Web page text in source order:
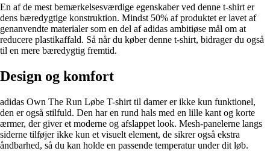
En af de mest bemærkelsesværdige egenskaber ved denne t-shirt er
dens bæredygtige konstruktion. Mindst 50% af produktet er lavet af
genanvendte materialer som en del af adidas ambitiøse mål om at
reducere plastikaffald. Så når du køber denne t-shirt, bidrager du også
til en mere bæredygtig fremtid.
Design og komfort
adidas Own The Run Løbe T-shirt til damer er ikke kun funktionel,
den er også stilfuld. Den har en rund hals med en lille kant og korte
ærmer, der giver et moderne og afslappet look. Mesh-panelerne langs
siderne tilføjer ikke kun et visuelt element, de sikrer også ekstra
åndbarhed, så du kan holde en passende temperatur under dit løb.